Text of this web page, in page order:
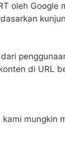
oleh Google
di URL
mungkin